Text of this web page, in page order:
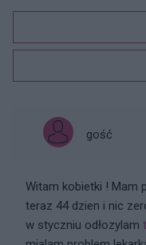
gość
Witam kobietki ! Mam
teraz 44 dzien i nic
w styczniu odłozylam